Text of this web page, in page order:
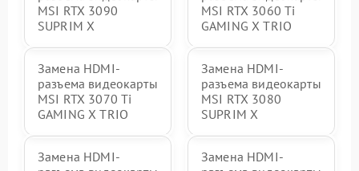
MSI RTX 3090
SUPRIM X
MSI RTX 3060 Ti
GAMING X TRIO
Замена HDMI-
разъема видеокарты
MSI RTX 3070 Ti
GAMING X TRIO
Замена HDMI-
разъема видеокарты
MSI RTX 3080
SUPRIM X
Замена HDMI-
Замена HDMI-